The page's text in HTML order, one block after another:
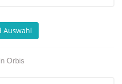
Auswahl
Orbis